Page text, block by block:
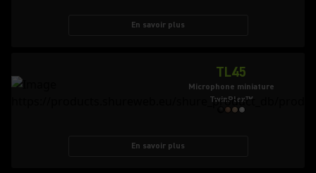
En savoir plus
TL45
Microphone miniature
TwinPlex™
En savoir plus